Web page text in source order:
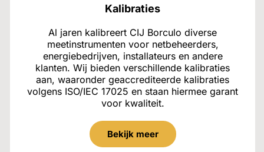
Kalibraties
Al jaren kalibreert CIJ Borculo diverse
meetinstrumenten voor netbeheerders,
energiebedrijven, installateurs en andere
klanten. Wij bieden verschillende kalibraties
aan, waaronder geaccrediteerde kalibraties
volgens ISO/IEC 17025 en staan hiermee garant
voor kwaliteit.
Bekijk meer